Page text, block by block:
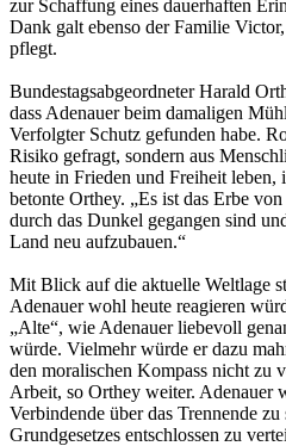
zur Schaffung eines dauerhaften
Dank galt ebenso der Familie
pflegt.
Bundestagsabgeordneter Harald
dass Adenauer beim damaligen
Verfolgter Schutz gefunden habe.
Risiko gefragt, sondern aus
heute in Frieden und Freiheit leben,
betonte Orthey. „Es ist das Erbe
durch das Dunkel gegangen sind
Land neu aufzubauen.“
Mit Blick auf die aktuelle Weltlage
Adenauer wohl heute reagieren
„Alte“, wie Adenauer liebevoll
würde. Vielmehr würde er dazu
den moralischen Kompass nicht zu
Arbeit, so Orthey weiter. Adenauer
Verbindende über das Trennende
Grundgesetzes entschlossen zu